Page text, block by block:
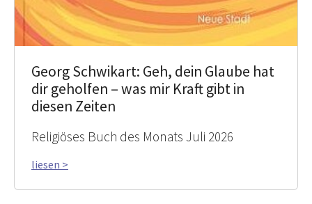
Georg Schwikart: Geh, dein Glaube hat
dir geholfen – was mir Kraft gibt in
diesen Zeiten
Religiöses Buch des Monats Juli 2026
liesen >